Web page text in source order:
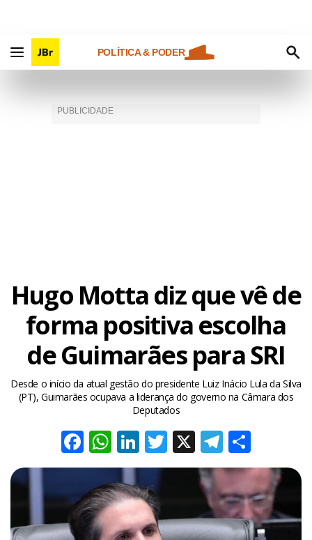
POLÍTICA & PODER
Hugo Motta diz que vê de
forma positiva escolha
de Guimarães para SRI
Desde o início da atual gestão do presidente Luiz Inácio Lula da Silva
(PT), Guimarães ocupava a liderança do governo na Câmara dos
Deputados
Facebook
WhatsApp
LinkedIn
Twitter
X